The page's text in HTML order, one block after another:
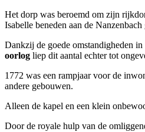
Het dorp was beroemd om zijn
Isabelle beneden aan de
Dankzij de goede omstandigheden
oorlog liep dit aantal echter tot
1772 was een rampjaar voor de
andere gebouwen.
Alleen de kapel en een klein
Door de royale hulp van de